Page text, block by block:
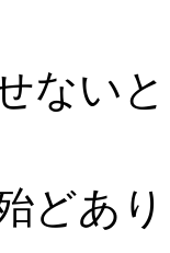
ない
どあ